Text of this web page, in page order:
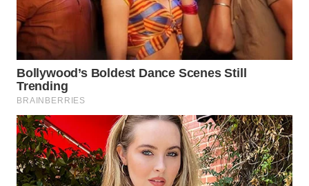
WN
BORNEO
Wahana
Media
Group
WAHANA
NEWS
WAHANA
TANI